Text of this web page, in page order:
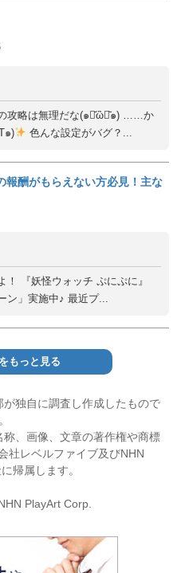
攻略は無理だな(๑･᷄ὢ･᷅๑) ……か
๑)
色んな設定がバグ？...
報酬がもらえない方必見！主な
『妖怪ウォッチ ぷにぷに』
ン」実施中♪ 最近プ...
もっと見る
独自に調査し作成したもので
、画像、文章の著作権や商標
社レベルファイブ及びNHN
帰属します。
PlayArt Corp.